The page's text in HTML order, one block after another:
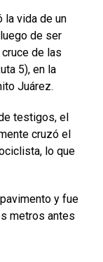
la vida de un
de ser
de las
5), en la
Juárez.
testigos, el
cruzó el
lo que
y fue
metros antes